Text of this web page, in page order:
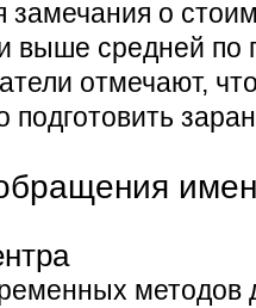
замечания о
выше средней по
отмечают,
методов